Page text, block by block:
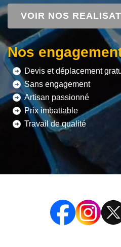
VOIR NOS
Nos
Devis et déplacement
Sans engagement
Artisan passionné
Prix imbattable
Travail de qualité